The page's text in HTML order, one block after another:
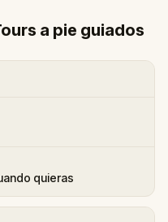
a pie guiados
quieras